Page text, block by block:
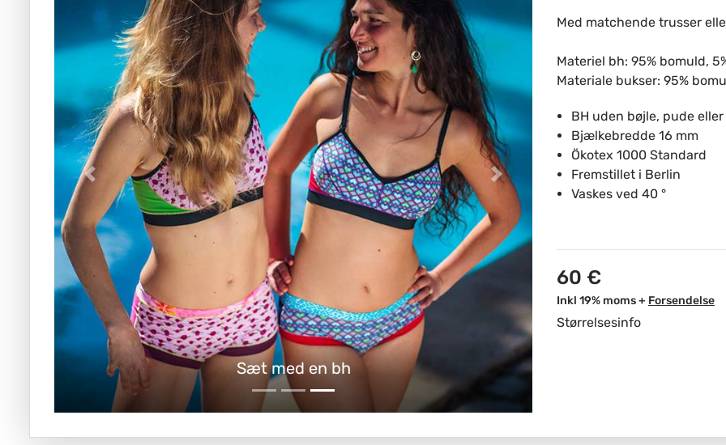
Sæt med en bh
Med matchende trusser
Materiel bh: 95% bomuld,
Materiale bukser: 95%
BH uden bøjle, pude eller
Bjælkebredde 16 mm
Ökotex 1000 Standard
Fremstillet i Berlin
Vaskes ved 40 °
60 €
Inkl 19% moms + Forsendelse
Størrelsesinfo